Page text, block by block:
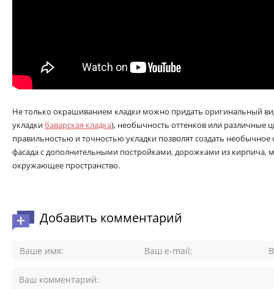
Не только окрашиванием кладки можно придать оригинальный
укладкибаварская кладка), необычность оттенков или различные
правильностью и точностью укладки позволят создать необычное
фасада с дополнительными постройками, дорожками из кирпича,
окружающее пространство.
Добавить комментарий